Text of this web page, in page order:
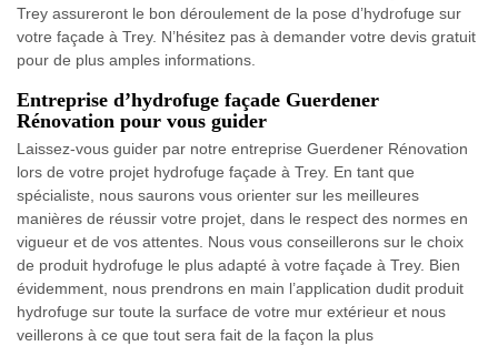
Trey assureront le bon déroulement de la pose d’hydrofuge sur
votre façade à Trey. N’hésitez pas à demander votre devis gratuit
pour de plus amples informations.
Entreprise d’hydrofuge façade Guerdener
Rénovation pour vous guider
Laissez-vous guider par notre entreprise Guerdener Rénovation
lors de votre projet hydrofuge façade à Trey. En tant que
spécialiste, nous saurons vous orienter sur les meilleures
manières de réussir votre projet, dans le respect des normes en
vigueur et de vos attentes. Nous vous conseillerons sur le choix
de produit hydrofuge le plus adapté à votre façade à Trey. Bien
évidemment, nous prendrons en main l’application dudit produit
hydrofuge sur toute la surface de votre mur extérieur et nous
veillerons à ce que tout sera fait de la façon la plus